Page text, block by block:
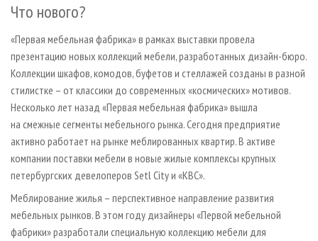
Что нового?
«Первая мебельная фабрика» в рамках выставки провела
презентацию новых коллекций мебели, разработанных дизайн-бюро.
Коллекции шкафов, комодов, буфетов и стеллажей созданы в разной
стилистке – от классики до современных «космических» мотивов.
Несколько лет назад «Первая мебельная фабрика» вышла
на смежные сегменты мебельного рынка. Сегодня предприятие
активно работает на рынке меблированных квартир. В активе
компании поставки мебели в новые жилые комплексы крупных
петербургских девелоперов Setl City и «КВС».
Меблирование жилья – перспективное направление развития
мебельных рынков. В этом году дизайнеры «Первой мебельной
фабрики» разработали специальную коллекцию мебели для